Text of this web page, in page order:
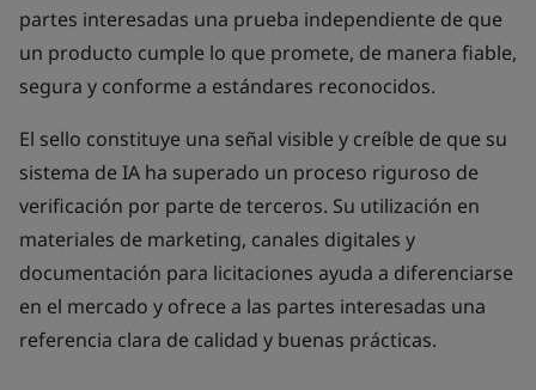
partes interesadas una prueba independiente de que
un producto cumple lo que promete, de manera fiable,
segura y conforme a estándares reconocidos.
El sello constituye una señal visible y creíble de que su
sistema de IA ha superado un proceso riguroso de
verificación por parte de terceros. Su utilización en
materiales de marketing, canales digitales y
documentación para licitaciones ayuda a diferenciarse
en el mercado y ofrece a las partes interesadas una
referencia clara de calidad y buenas prácticas.